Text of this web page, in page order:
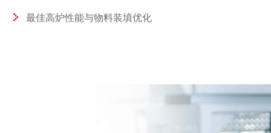
最佳高炉性能与物料装填优化